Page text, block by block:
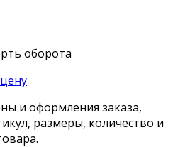
оборота
и оформления заказа,
размеры, количество и